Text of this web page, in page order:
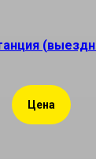
Цена